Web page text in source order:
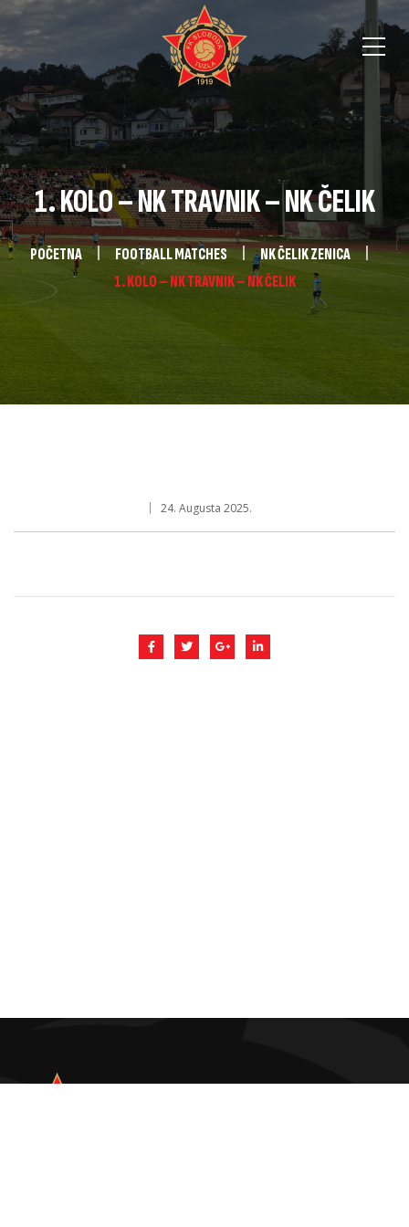
1. KOLO – NK TRAVNIK – NK ČELIK
POČETNA FOOTBALL MATCHES
NK ČELIK ZENICA
1. KOLO – NK TRAVNIK – NK ČELIK
24. Augusta 2025.